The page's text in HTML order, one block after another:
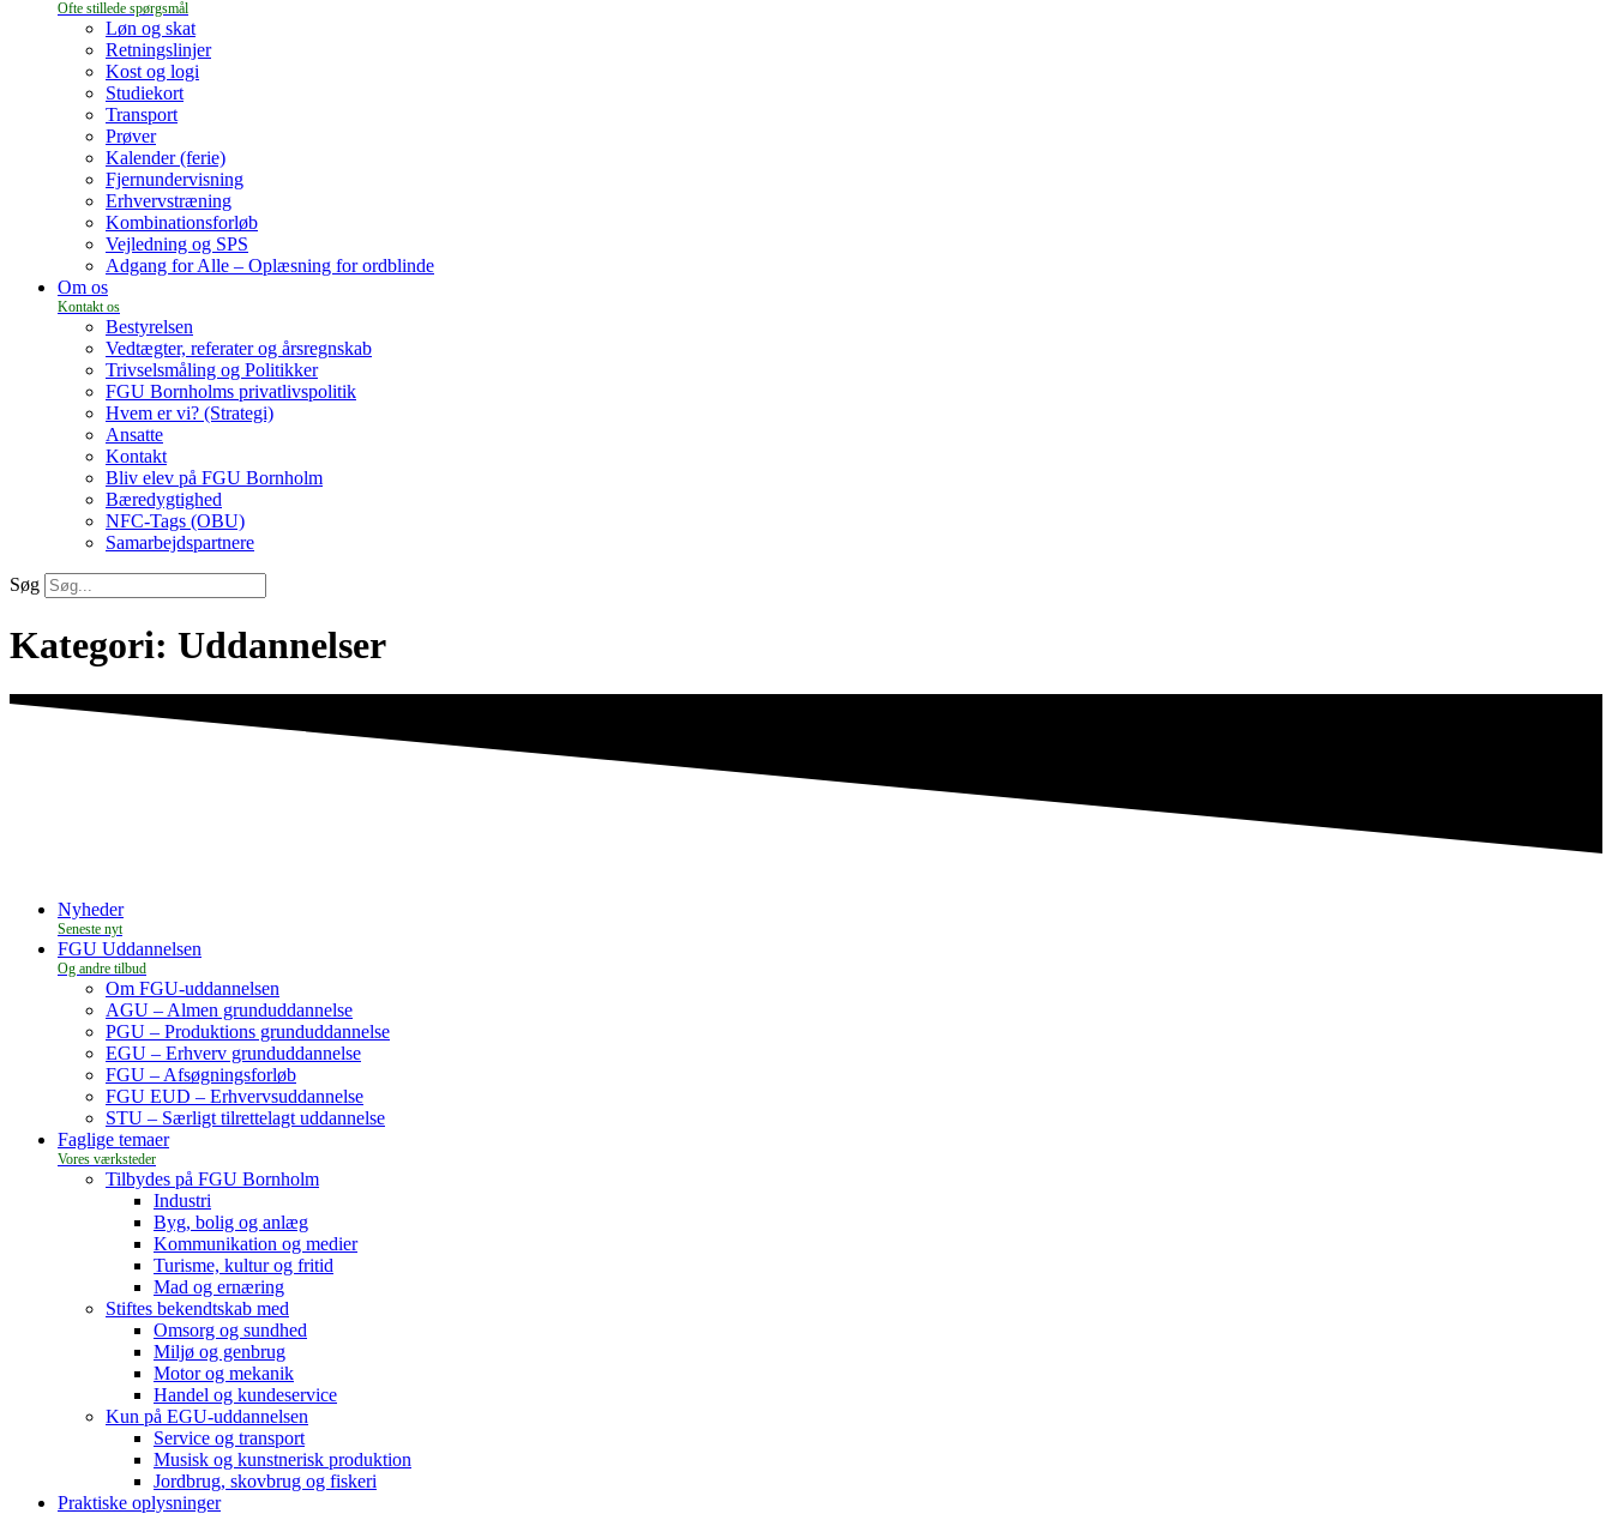
Løn og skat
Retningslinjer
Kost og logi
Studiekort
Transport
Prøver
Kalender (ferie)
Fjernundervisning
Erhvervstræning
Kombinationsforløb
Vejledning og SPS
Adgang for Alle – Oplæsning for ordblinde
Om os
Bestyrelsen
Vedtægter, referater og årsregnskab
Trivselsmåling og Politikker
FGU Bornholms privatlivspolitik
Hvem er vi? (Strategi)
Ansatte
Kontakt
Bliv elev på FGU Bornholm
Bæredygtighed
NFC-Tags (OBU)
Samarbejdspartnere
Søg
Kategori: Uddannelser
Nyheder
FGU Uddannelsen
Om FGU-uddannelsen
AGU – Almen grunduddannelse
PGU – Produktions grunduddannelse
EGU – Erhverv grunduddannelse
FGU – Afsøgningsforløb
FGU EUD – Erhvervsuddannelse
STU – Særligt tilrettelagt uddannelse
Faglige temaer
Tilbydes på FGU Bornholm
Industri
Byg, bolig og anlæg
Kommunikation og medier
Turisme, kultur og fritid
Mad og ernæring
Stiftes bekendtskab med
Omsorg og sundhed
Miljø og genbrug
Motor og mekanik
Handel og kundeservice
Kun på EGU-uddannelsen
Service og transport
Musisk og kunstnerisk produktion
Jordbrug, skovbrug og fiskeri
Praktiske oplysninger